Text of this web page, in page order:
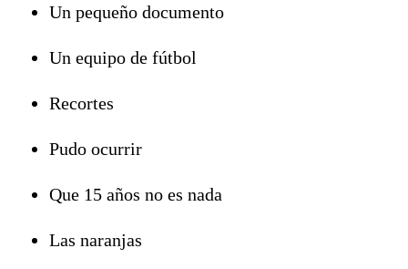
Un pequeño documento
Un equipo de fútbol
Recortes
Pudo ocurrir
Que 15 años no es nada
Las naranjas